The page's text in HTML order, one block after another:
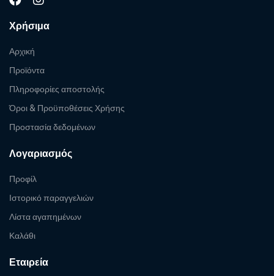
Χρήσιμα
Αρχική
Προϊόντα
Πληροφορίες αποστολής
Όροι & Προϋποθέσεις Χρήσης
Προστασία δεδομένων
Λογαριασμός
Προφίλ
Ιστορικό παραγγελιών
Λίστα αγαπημένων
Καλάθι
Εταιρεία